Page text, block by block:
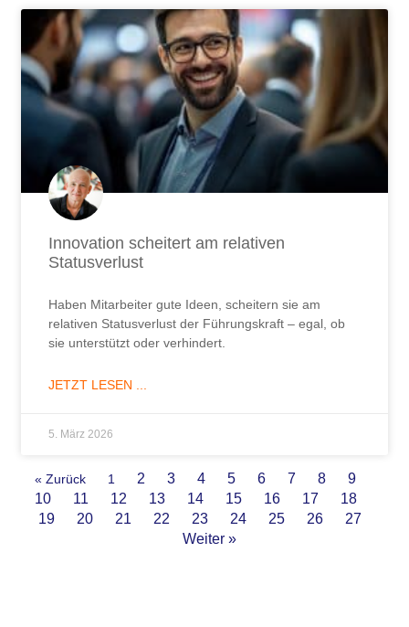
Innovation scheitert am relativen
Statusverlust
Haben Mitarbeiter gute Ideen, scheitern sie am
relativen Statusverlust der Führungskraft – egal, ob
sie unterstützt oder verhindert.
JETZT LESEN ...
5. März 2026
« Zurück 1 2 3 4 5 6 7 8
9
10
11 12 13 14 15 16 17
18
19
20 21 22 23 24 25 26
27
Weiter »